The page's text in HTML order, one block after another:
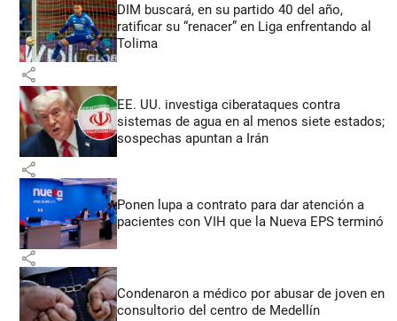
DIM buscará, en su partido 40 del año,
ratificar su “renacer” en Liga enfrentando al
Tolima
share
EE. UU. investiga ciberataques contra
sistemas de agua en al menos siete estados;
sospechas apuntan a Irán
share
Ponen lupa a contrato para dar atención a
pacientes con VIH que la Nueva EPS terminó
share
Condenaron a médico por abusar de joven en
consultorio del centro de Medellín